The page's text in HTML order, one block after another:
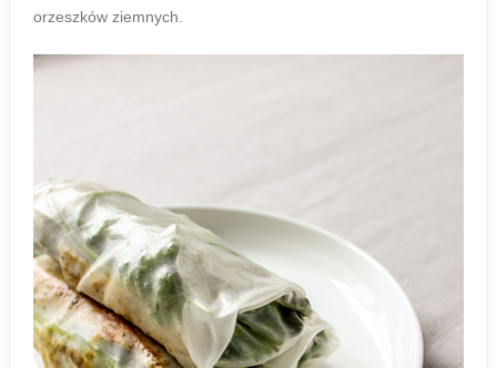
orzeszków ziemnych.